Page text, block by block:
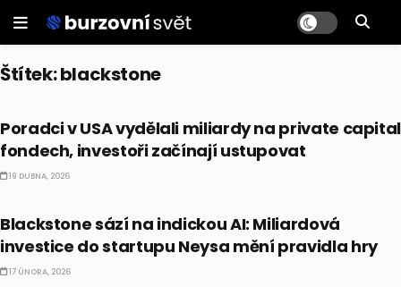
Štítek:blackstone
Poradci v USA vydělali miliardy na private capital
fondech, investoři začínají ustupovat
19 DUBNA, 2026
Blackstone sází na indickou AI: Miliardová
investice do startupu Neysa mění pravidla hry
17 ÚNORA, 2026